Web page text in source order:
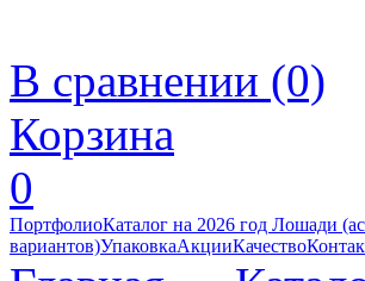
В сравнении (0)
Корзина
0
ПортфолиоКаталог на 2026 год Лошади
вариантов)УпаковкаАкцииКачество